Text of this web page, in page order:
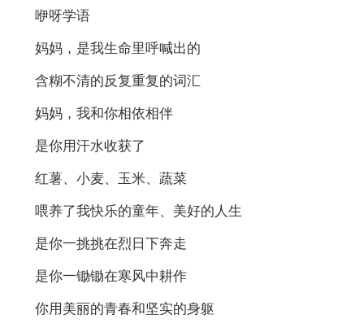
咿呀学语
妈妈，是我生命里呼喊出的
含糊不清的反复重复的词汇
妈妈，我和你相依相伴
是你用汗水收获了
红薯、小麦、玉米、蔬菜
喂养了我快乐的童年、美好的人生
是你一挑挑在烈日下奔走
是你一锄锄在寒风中耕作
你用美丽的青春和坚实的身躯